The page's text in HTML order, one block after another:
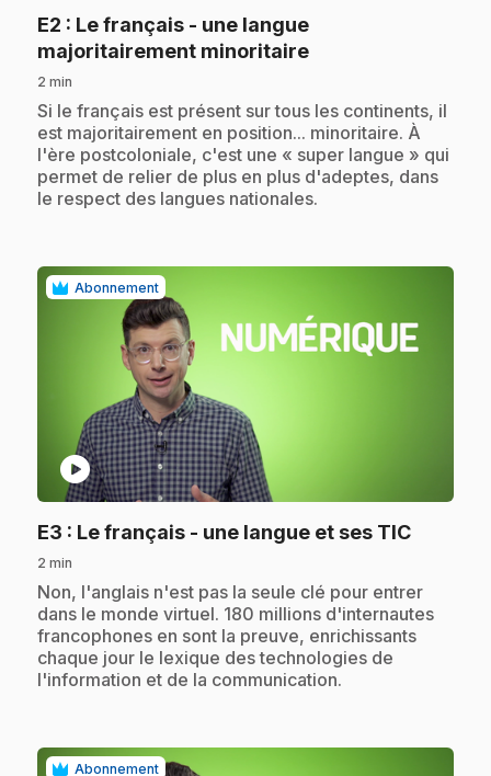
E2 : Le français - une langue
majoritairement minoritaire.
2 min
.Si le français est présent sur tous les continents, il
est majoritairement en position... minoritaire. À
l'ère postcoloniale, c'est une « super langue » qui
permet de relier de plus en plus d'adeptes, dans
le respect des langues nationales.
Abonnement
play_circle
E3 : Le français - une langue et ses TIC.
2 min
.Non, l'anglais n'est pas la seule clé pour entrer
dans le monde virtuel. 180 millions d'internautes
francophones en sont la preuve, enrichissants
chaque jour le lexique des technologies de
l'information et de la communication.
Abonnement